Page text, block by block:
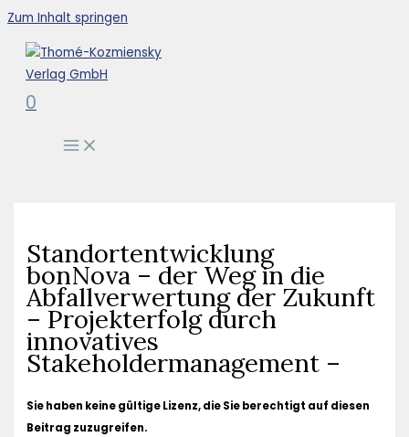
Zum Inhalt springen
0
Standortentwicklung
bonNova – der Weg in die
Abfallverwertung der Zukunft
– Projekterfolg durch
innovatives
Stakeholdermanagement –
Sie haben keine gültige Lizenz, die Sie berechtigt auf diesen
Beitrag zuzugreifen.